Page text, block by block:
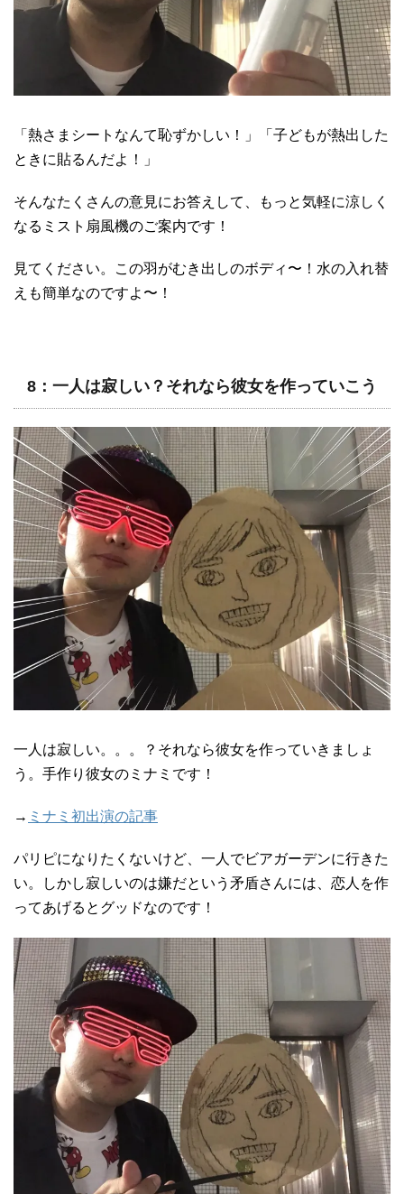
「熱さまシートなんて恥ずかしい！」「子どもが熱出した
ときに貼るんだよ！」
そんなたくさんの意見にお答えして、もっと気軽に涼しく
なるミスト扇風機のご案内です！
見てください。この羽がむき出しのボディ〜！水の入れ替
えも簡単なのですよ〜！
8：一人は寂しい？それなら彼女を作っていこう
一人は寂しい。。。？それなら彼女を作っていきましょ
う。手作り彼女のミナミです！
→ ミナミ初出演の記事
パリピになりたくないけど、一人でビアガーデンに行きた
い。しかし寂しいのは嫌だという矛盾さんには、恋人を作
ってあげるとグッドなのです！